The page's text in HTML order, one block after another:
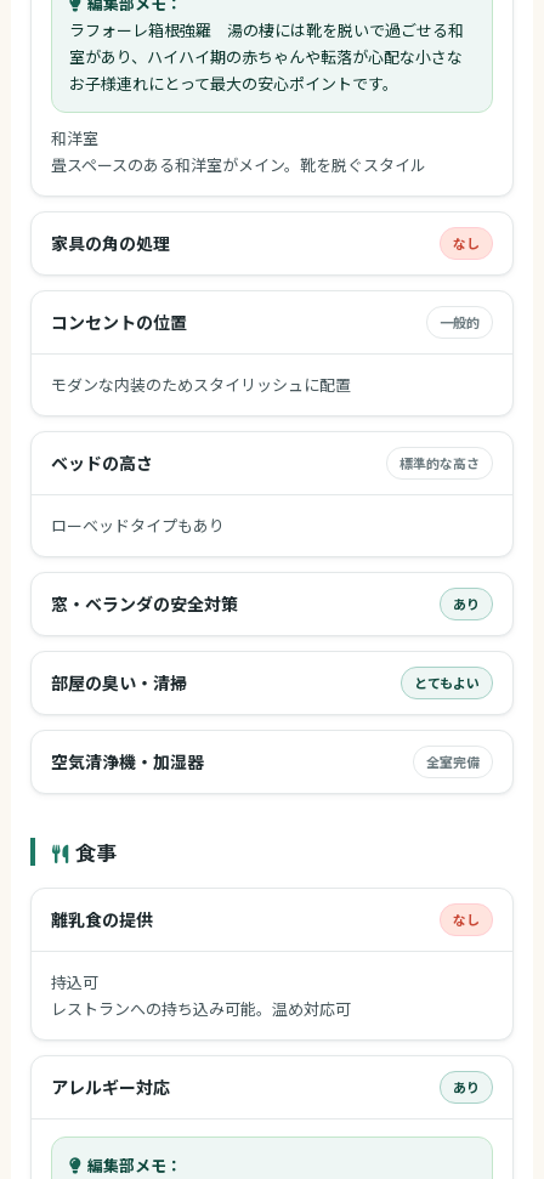
ラフォーレ箱根強羅 湯の棲には靴を脱いで過ごせる和
室があり、ハイハイ期の赤ちゃんや転落が心配な小さな
お子様連れにとって最大の安心ポイントです。
和洋室
畳スペースのある和洋室がメイン。靴を脱ぐスタイル
家具の角の処理 なし
コンセントの位置 一般的
モダンな内装のためスタイリッシュに配置
ベッドの高さ 標準的な高さ
ローベッドタイプもあり
窓・ベランダの安全対策 あり
部屋の臭い・清掃 とてもよい
空気清浄機・加湿器 全室完備
食事
離乳食の提供 なし
持込可
レストランへの持ち込み可能。温め対応可
アレルギー対応 あり
編集部メモ：